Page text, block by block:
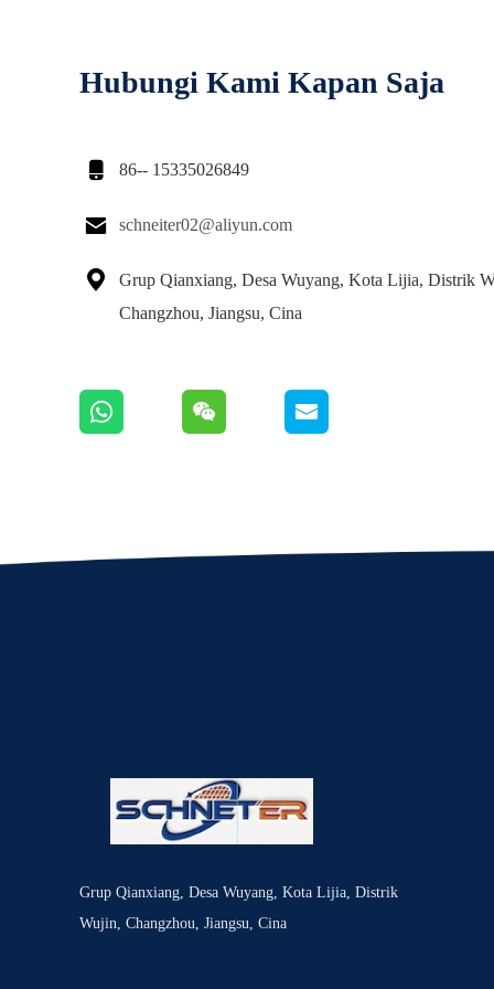
Hubungi Kami Kapan Saja
 86-- 15335026849
 schneiter02@aliyun.com

Grup Qianxiang, Desa Wuyang, Kota Lijia, Distrik
Changzhou, Jiangsu, Cina
Grup Qianxiang, Desa Wuyang, Kota Lijia, Distrik
Wujin, Changzhou, Jiangsu, Cina